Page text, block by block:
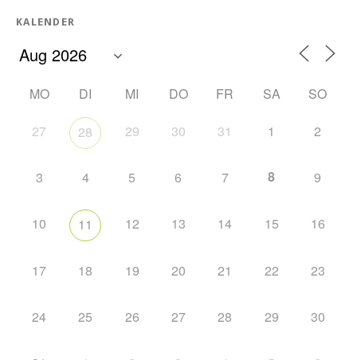
KALENDER
MO DI MI DO FR SA SO
27 28 29 30 31 1 2
3 4 5 6 7 8 9
10 11 12 13 14 15 16
17 18 19 20 21 22 23
24 25 26 27 28 29 30